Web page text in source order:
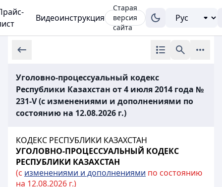
Видеоинструкция
Старая
версия
сайта
Уголовно-процессуальный кодекс
Республики Казахстан от 4 июля 2014 года №
231-V (с изменениями и дополнениями по
состоянию на 12.08.2026 г.)
КОДЕКС РЕСПУБЛИКИ КАЗАХСТАН
УГОЛОВНО-ПРОЦЕССУАЛЬНЫЙ КОДЕКС
РЕСПУБЛИКИ КАЗАХСТАН
(с изменениями и дополнениями по состоянию
на 12.08.2026 г.)